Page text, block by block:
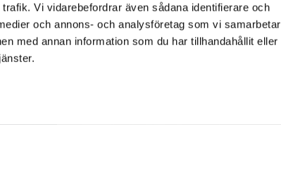
Vi vidarebefordrar även sådana identifierare och
och annons- och analysföretag som vi samarbetar
med annan information som du har tillhandahållit eller